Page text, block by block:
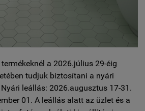
a 2026.július 29-éig
tudjuk biztosítani a nyári
leállás: 2026.augusztus 17-31.
01. A leállás alatt az üzlet és a